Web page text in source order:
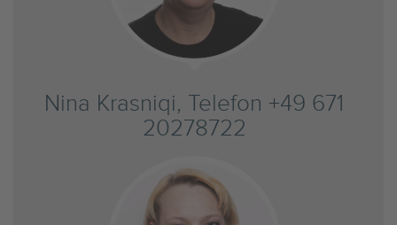
Nina Krasniqi, Telefon +49 671
20278722